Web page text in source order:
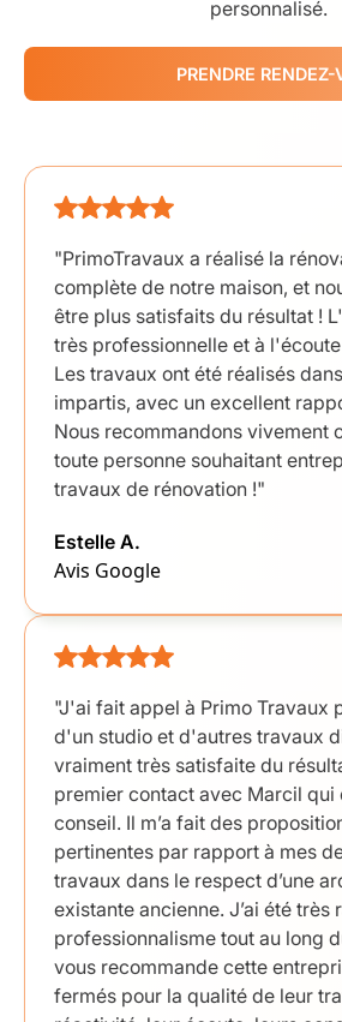
personnalisé.
PRENDRE RENDEZ-
"PrimoTravaux a réalisé la
complète de notre maison, et
être plus satisfaits du résultat !
très professionnelle et à
Les travaux ont été réalisés
impartis, avec un excellent
Nous recommandons vivement
toute personne souhaitant
travaux de rénovation !"
Estelle A.
Avis Google
"J'ai fait appel à Primo Travaux
d'un studio et d'autres travaux
vraiment très satisfaite du
premier contact avec Marcil qui
conseil. Il m’a fait des
pertinentes par rapport à mes
travaux dans le respect d’une
existante ancienne. J’ai été très
professionnalisme tout au long
vous recommande cette
fermés pour la qualité de leur